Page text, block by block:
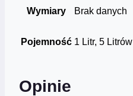
Wymiary Brak danych
Pojemność 1 Litr, 5 Litrów
Opinie